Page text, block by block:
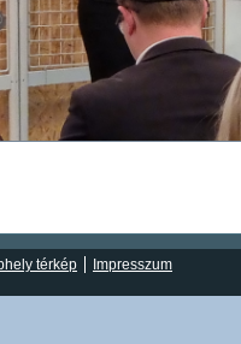
térkép Impresszum